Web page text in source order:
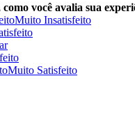
você avalia sua
Muito Insatisfeito
Muito Satisfeito